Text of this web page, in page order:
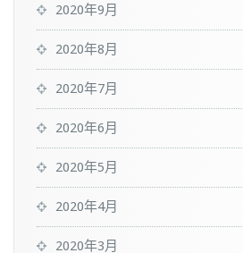
2020年9月
2020年8月
2020年7月
2020年6月
2020年5月
2020年4月
2020年3月